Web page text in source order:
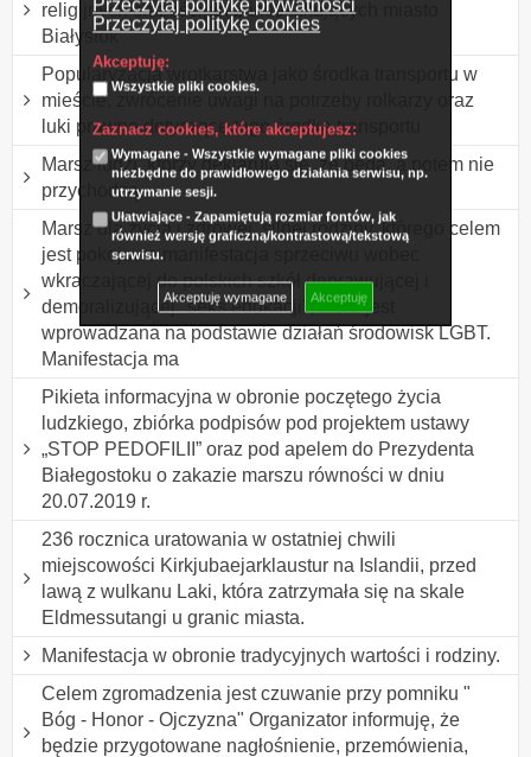
Przeczytaj politykę prywatności
Przeczytaj politykę cookies
Akceptuję:
Wszystkie pliki cookies.
Zaznacz cookies, które akceptujesz:
Wymagane - Wszystkie wymagane pliki cookies
niezbędne do prawidłowego działania serwisu, np.
utrzymanie sesji.
Ułatwiające - Zapamiętują rozmiar fontów, jak
również wersję graficzną/kontrastową/tekstową
serwisu.
Akceptuję wymagane Akceptuję
religijnych chrześcijan zamieszkujących miasto
Białystok
Popularyzacja wrotkarstwa jako środka transportu w
mieście, zwrócenie uwagi na potrzeby rolkarzy oraz
luki prawne dotyczące tego środka transportu
Marsz ludzi, którzy deklarują się, że będą, a potem nie
przychodzą.
Marsz dla życia i zdrowej, silnej rodziny, którego celem
jest pokojowa manifestacja sprzeciwu wobec
wkraczającej do polskich szkół deprawującej i
demoralizującej "seks edukacji", która jest
wprowadzana na podstawie działań środowisk LGBT.
Manifestacja ma
Pikieta informacyjna w obronie poczętego życia
ludzkiego, zbiórka podpisów pod projektem ustawy
„STOP PEDOFILII” oraz pod apelem do Prezydenta
Białegostoku o zakazie marszu równości w dniu
20.07.2019 r.
236 rocznica uratowania w ostatniej chwili
miejscowości Kirkjubaejarklaustur na Islandii, przed
lawą z wulkanu Laki, która zatrzymała się na skale
Eldmessutangi u granic miasta.
Manifestacja w obronie tradycyjnych wartości i rodziny.
Celem zgromadzenia jest czuwanie przy pomniku "
Bóg - Honor - Ojczyzna" Organizator informuję, że
będzie przygotowane nagłośnienie, przemówienia,